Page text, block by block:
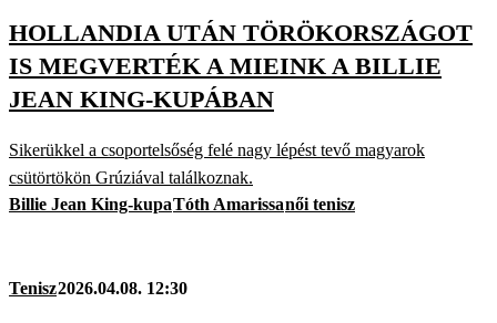
HOLLANDIA UTÁN TÖRÖKORSZÁGOT
IS MEGVERTÉK A MIEINK A BILLIE
JEAN KING-KUPÁBAN
Sikerükkel a csoportelsőség felé nagy lépést tevő magyarok
csütörtökön Grúziával találkoznak.
Billie Jean King-kupaTóth Amarissanői tenisz
Tenisz2026.04.08. 12:30